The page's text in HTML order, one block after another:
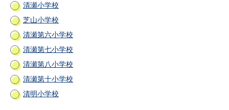
清瀬小学校
芝山小学校
清瀬第六小学校
清瀬第七小学校
清瀬第八小学校
清瀬第十小学校
清明小学校